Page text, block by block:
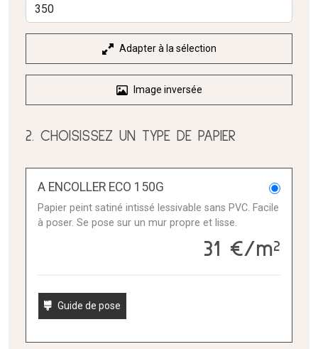
Adapter à la sélection
Image inversée
2. CHOISISSEZ UN TYPE DE PAPIER
A ENCOLLER ECO 150G
Papier peint satiné intissé lessivable sans PVC. Facile
à poser. Se pose sur un mur propre et lisse.
31 €/m²
Guide de pose